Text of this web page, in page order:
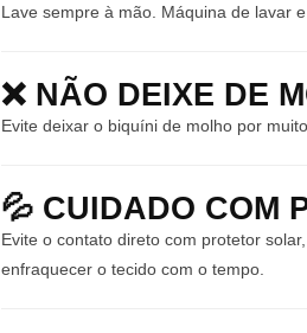
Lave sempre à mão. Máquina de lavar
❌ NÃO DEIXE DE
Evite deixar o biquíni de molho por
💦 CUIDADO COM
Evite o contato direto com protetor
enfraquecer o tecido com o tempo.